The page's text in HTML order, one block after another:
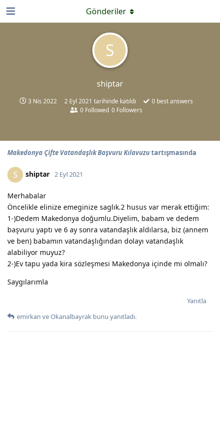
S
shiptar
3 Nis 2022 2 Eyl 2021 tarihinde katıldı 0 best answers
0 Followed 0 Followers
Gönderiler
Makedonya Çifte Vatandaşlık Başvuru Kılavuzutartışmasında
S shiptar 2 Eyl 2021
Merhabalar
Öncelikle elinize emeginize saglık.2 husus var merak ettiğim:
1-)Dedem Makedonya doğumlu.Diyelim, babam ve dedem
başvuru yaptı ve 6 ay sonra vatandaşlık aldılarsa, biz (annem
ve ben) babamın vatandaşlığından dolayı vatandaşlık
alabiliyor muyuz?
2-)Ev tapu yada kira sözleşmesi Makedonya içinde mi olmalı?
Saygılarımla
Yanıtla
emirkan veOkanalbayrak bunu yanıtladı.